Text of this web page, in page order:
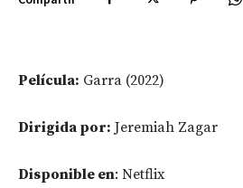
Película: Garra (2022)
Dirigida por: Jeremiah Zagar
Disponible en: Netflix